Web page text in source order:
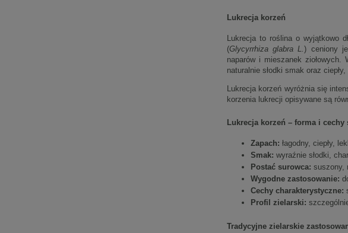
Lukrecja korzeń
Lukrecja to roślina o wyjątkowo
(Glycyrrhiza glabra L.) ceniony
naparów i mieszanek
naturalnie słodki smak oraz
Lukrecja korzeń wyróżnia się
korzenia lukrecji opisywane są
Lukrecja korzeń – forma i cechy
Zapach: łagodny, ciepły,
Smak: wyraźnie słodki,
Postać surowca: suszony,
Wygodne zastosowanie:
Cechy charakterystyczne:
Profil zielarski:
Tradycyjne zielarskie